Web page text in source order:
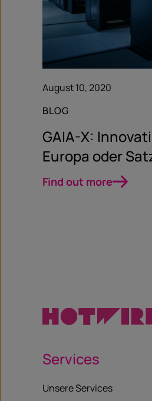
August 10, 2020
BLOG
GAIA-X:
Europa oder
Find out more
Services
Unsere Services